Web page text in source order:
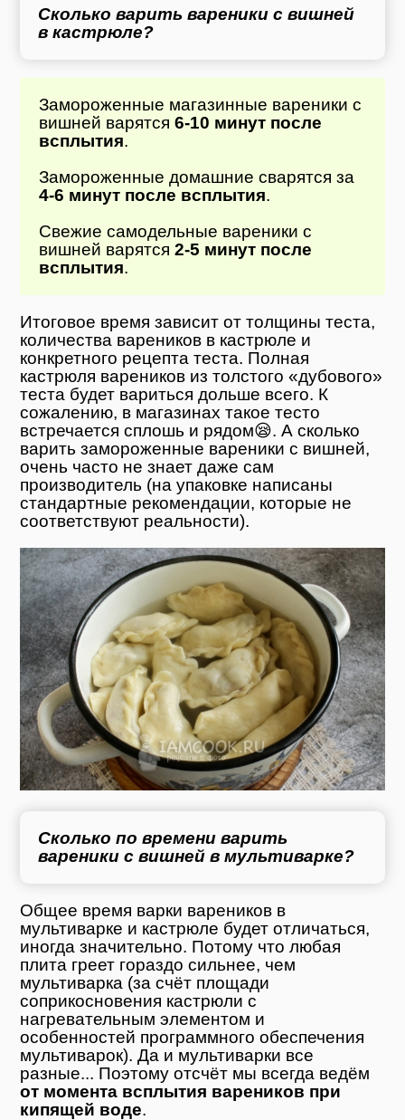
Сколько варить вареники с вишней
в кастрюле?
Замороженные магазинные вареники с
вишней варятся 6-10 минут после
всплытия.
Замороженные домашние сварятся за
4-6 минут после всплытия.
Свежие самодельные вареники с
вишней варятся 2-5 минут после
всплытия.
Итоговое время зависит от толщины теста,
количества вареников в кастрюле и
конкретного рецепта теста. Полная
кастрюля вареников из толстого «дубового»
теста будет вариться дольше всего. К
сожалению, в магазинах такое тесто
встречается сплошь и рядом😪. А сколько
варить замороженные вареники с вишней,
очень часто не знает даже сам
производитель (на упаковке написаны
стандартные рекомендации, которые не
соответствуют реальности).
Сколько по времени варить
вареники с вишней в мультиварке?
Общее время варки вареников в
мультиварке и кастрюле будет отличаться,
иногда значительно. Потому что любая
плита греет гораздо сильнее, чем
мультиварка (за счёт площади
соприкосновения кастрюли с
нагревательным элементом и
особенностей программного обеспечения
мультиварок). Да и мультиварки все
разные... Поэтому отсчёт мы всегда ведём
от момента всплытия вареников при
кипящей воде.